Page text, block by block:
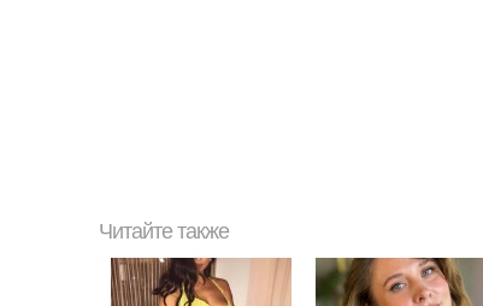
Читайте также